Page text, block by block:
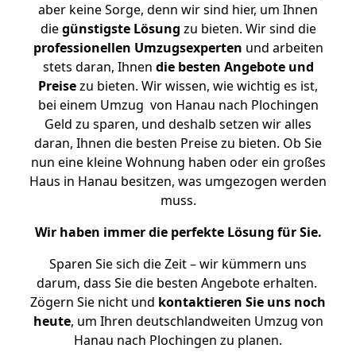
aber keine Sorge, denn wir sind hier, um Ihnen
diegünstigste Lösung zu bieten. Wir sind die
professionellen Umzugsexperten und arbeiten
stets daran, Ihnen die besten Angebote und
Preisezu bieten. Wir wissen, wie wichtig es ist,
bei einem Umzug von Hanau nach Plochingen
Geld zu sparen, und deshalb setzen wir alles
daran, Ihnen die besten Preise zu bieten. Ob Sie
nun eine kleine Wohnung haben oder ein großes
Haus in Hanau besitzen, was umgezogen werden
muss.
Wir haben immer die perfekte Lösung für Sie.
Sparen Sie sich die Zeit – wir kümmern uns
darum, dass Sie die besten Angebote erhalten.
Zögern Sie nicht und kontaktieren Sie uns noch
heute, um Ihren deutschlandweiten Umzug von
Hanau nach Plochingen zu planen.